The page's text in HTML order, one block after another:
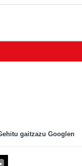
gaitzazu Googlen